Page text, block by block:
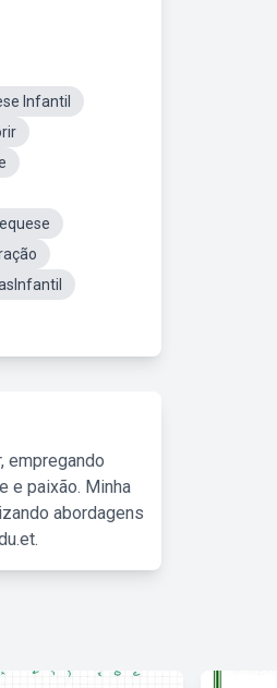
Infantil
empregando
e paixão. Minha
abordagens